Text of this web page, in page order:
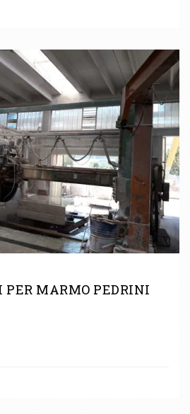
PER MARMO PEDRINI